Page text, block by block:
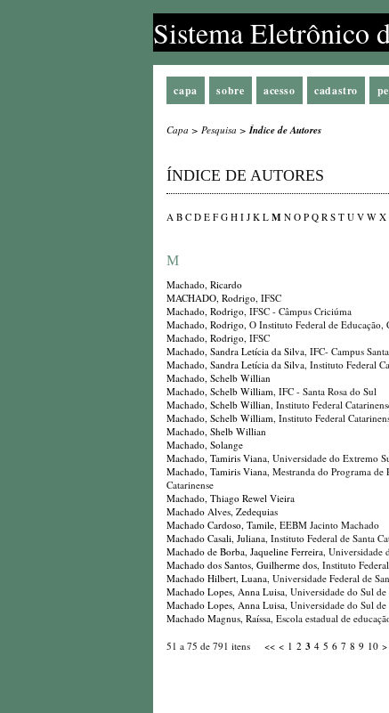
Sistema Eletrônico
capa sobre acesso cadastro
Capa > Pesquisa >Índice de Autores
ÍNDICE DE AUTORES
A B C D E F G H I J K L M N O P Q R S T U V W X
M
Machado, Ricardo
MACHADO, Rodrigo, IFSC
Machado, Rodrigo, IFSC - Câmpus Criciúma
Machado, Rodrigo, O Instituto Federal de Educação,
Machado, Rodrigo, IFSC
Machado, Sandra Letícia da Silva, IFC- Campus
Machado, Sandra Letícia da Silva, Instituto Federal
Machado, Schelb Willian
Machado, Schelb William, IFC - Santa Rosa do Sul
Machado, Schelb Willian, Instituto Federal
Machado, Schelb William, Instituto Federal
Machado, Shelb Willian
Machado, Solange
Machado, Tamiris Viana, Universidade do Extremo
Machado, Tamiris Viana, Mestranda do Programa
Catarinense
Machado, Thiago Rewel Vieira
Machado Alves, Zedequias
Machado Cardoso, Tamile, EEBM Jacinto Machado
Machado Casali, Juliana, Instituto Federal de Santa
Machado de Borba, Jaqueline Ferreira, Universidade
Machado dos Santos, Guilherme dos, Instituto
Machado Hilbert, Luana, Universidade Federal de
Machado Lopes, Anna Luisa, Universidade do Sul de
Machado Lopes, Anna Luisa, Universidade do Sul de
Machado Magnus, Raíssa, Escola estadual de
51 a 75 de 791 itens << < 1 2 3 4 5 6 7 8 9 10 >